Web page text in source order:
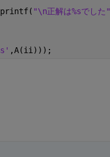
"\n正解は%sでした"
,A(ii)));